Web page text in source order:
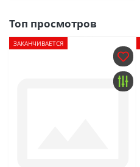
Топ просмотров
ЗАКАНЧИВАЕТСЯ